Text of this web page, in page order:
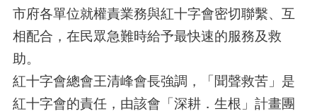
市府各單位就權責業務與紅十字會密切聯繫、互
相配合，在民眾急難時給予最快速的服務及救
助。
紅十字會總會王清峰會長強調，「聞聲救苦」是
紅十字會的責任，由該會「深耕．生根」計畫團